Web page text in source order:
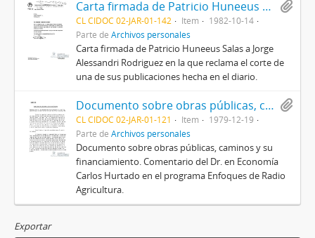
Carta firmada de Patricio Huneeus Salas a Jorge Alessandri Rodriguez en la que aluden a una publicación hecha en el diario.
CL CIDOC 02-JAR-01-142 Item
1982-10-14
Parte deArchivos personales
Carta firmada de Patricio Huneeus Salas a Jorge
Alessandri Rodriguez en la que reclama el corte de
una de sus publicaciones hecha en el diario.
Documento sobre obras públicas, caminos y su financiamiento
CL CIDOC 02-JAR-01-121 Item
1979-12-19
Parte deArchivos personales
Documento sobre obras públicas, caminos y su
financiamiento. Comentario del Dr. en Economía
Carlos Hurtado en el programa Enfoques de Radio
Agricultura.
Exportar